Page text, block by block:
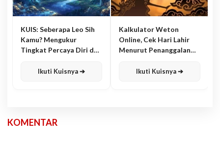
KUIS: Seberapa Leo Sih
Kamu? Mengukur
Tingkat Percaya Diri dan
Ikuti Kuisnya ➔
Kalkulator Weton
Online, Cek Hari Lahir
Menurut Penanggalan
Ikuti Kuisnya ➔
KOMENTAR